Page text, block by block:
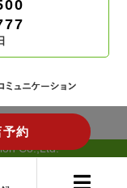
の下運営しております。
Co.,Ltd.
約